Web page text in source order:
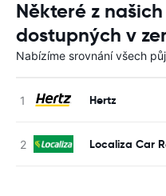
Některé z
dostupných v
Nabízíme srovnání všech
Hertz
Localiza Car